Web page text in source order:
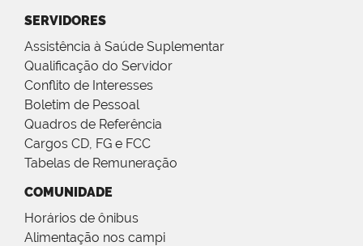
SERVIDORES
Assistência à Saúde Suplementar
Qualificação do Servidor
Conflito de Interesses
Boletim de Pessoal
Quadros de Referência
Cargos CD, FG e FCC
Tabelas de Remuneração
COMUNIDADE
Horários de ônibus
Alimentação nos campi